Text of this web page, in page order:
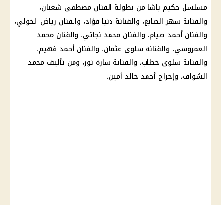
مسلسل حكيم باشا من بطولة الفنان مصطفى شعبان،
والفنانة سهر الصايغ، والفنانة دنيا فؤاد، والفنان رياض الخولي،
والفنان أحمد صيام، والفنان محمد نجاتي، والفنان محمد
العمروسي، والفنانة سلوى عثمان، والفنان أحمد فهيم،
والفنانة سلوى خطاب، والفنانة سارة نور، ومن تأليف محمد
الشواف، وإخراج أحمد خالد أمين.